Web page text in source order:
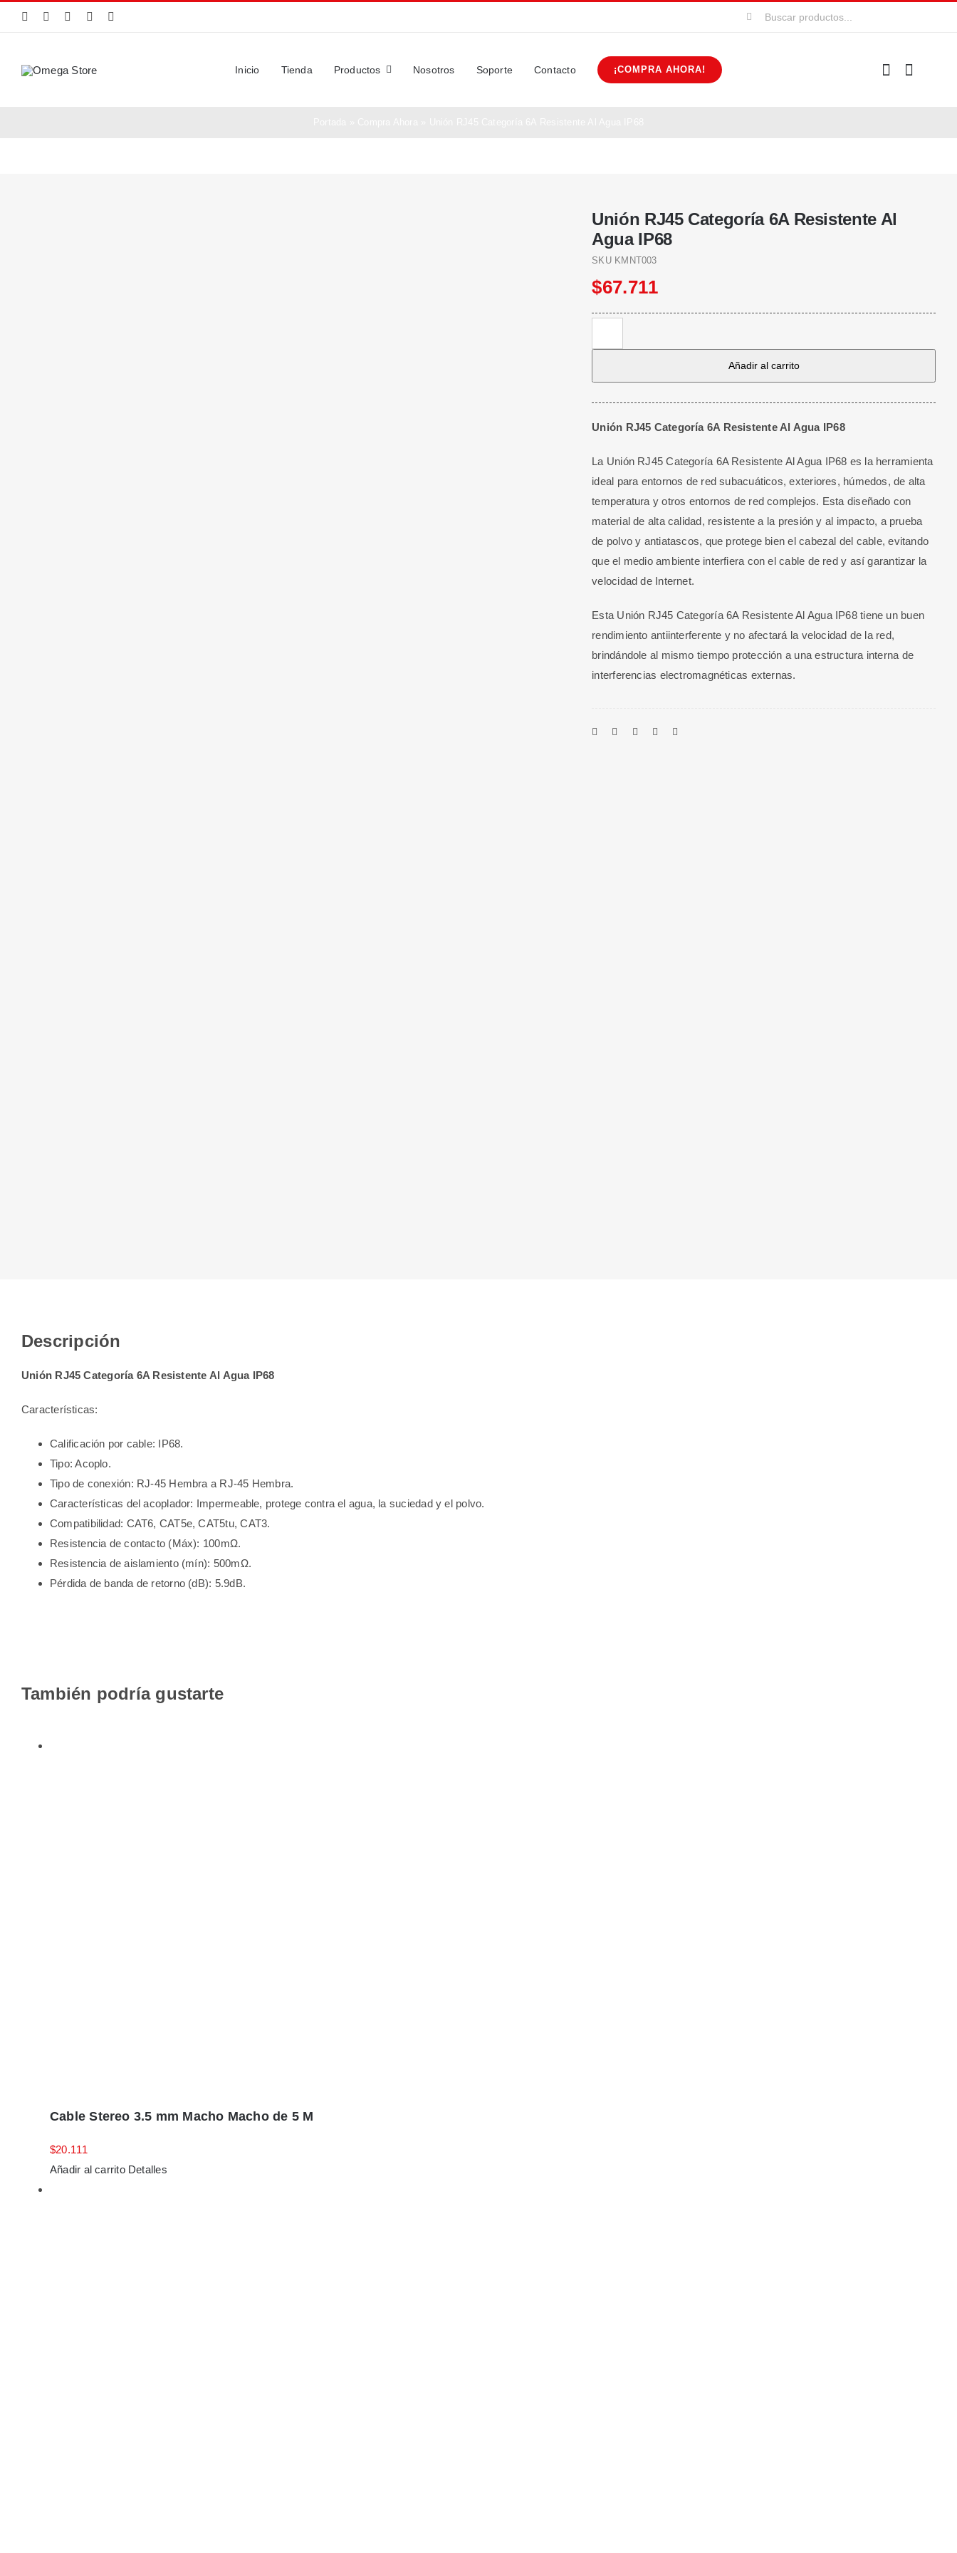
Buscar:
Inicio Tienda Productos Nosotros Soporte Contacto ¡COMPRA AHORA!
Unión RJ45 Categoría 6A Resistente Al
Agua IP68
SKU KMNT003
$67.711
RJ45
6A
Resistente
Al
IP68
cantidad
Añadir al carrito
Unión RJ45 Categoría 6A Resistente Al Agua IP68
La Unión RJ45 Categoría 6A Resistente Al Agua IP68 es la herramienta
ideal para entornos de red subacuáticos, exteriores, húmedos, de alta
temperatura y otros entornos de red complejos. Esta diseñado con
material de alta calidad, resistente a la presión y al impacto, a prueba
de polvo y antiatascos, que protege bien el cabezal del cable, evitando
que el medio ambiente interfiera con el cable de red y así garantizar la
velocidad de Internet.
Esta Unión RJ45 Categoría 6A Resistente Al Agua IP68 tiene un buen
rendimiento antiinterferente y no afectará la velocidad de la red,
brindándole al mismo tiempo protección a una estructura interna de
interferencias electromagnéticas externas.
Descripción
Unión RJ45 Categoría 6A Resistente Al Agua IP68
Características:
Calificación por cable: IP68.
Tipo: Acoplo.
Tipo de conexión: RJ-45 Hembra a RJ-45 Hembra.
Características del acoplador: Impermeable, protege contra el agua, la suciedad y el polvo.
Compatibilidad: CAT6, CAT5e, CAT5tu, CAT3.
Resistencia de contacto (Máx): 100mΩ.
Resistencia de aislamiento (mín): 500mΩ.
Pérdida de banda de retorno (dB): 5.9dB.
También podría gustarte
Cable Stereo 3.5 mm Macho Macho de 5 M
$20.111
Añadir al carrito Detalles